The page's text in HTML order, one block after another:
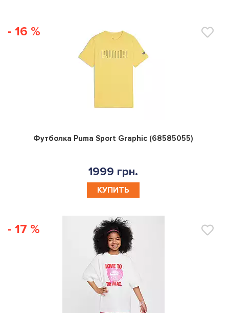
- 16 %
0
Футболка Puma Sport Graphic (68585055)
1999 грн.
КУПИТЬ
- 17 %